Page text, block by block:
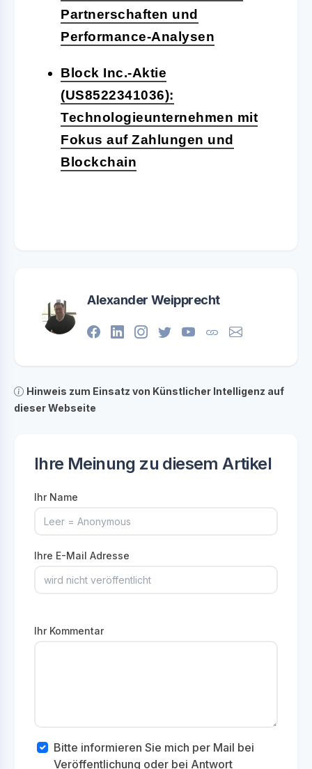
Partnerschaften und
Performance-Analysen
Block Inc.-Aktie
(US8522341036):
Technologieunternehmen mit
Fokus auf Zahlungen und
Blockchain
Alexander Weipprecht
Hinweis zum Einsatz von Künstlicher Intelligenz auf
dieser Webseite
Ihre Meinung zu diesem Artikel
Ihr Name
Ihre E-Mail Adresse
Ihr Kommentar
Bitte informieren Sie mich per Mail bei
Veröffentlichung oder bei Antwort